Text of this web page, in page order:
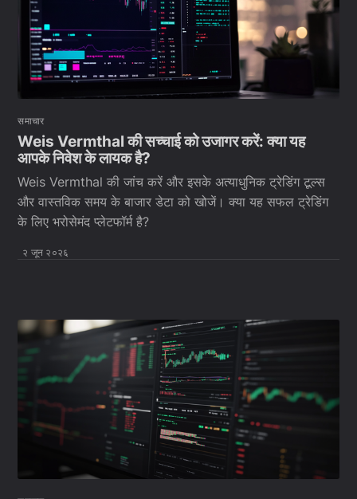
समाचार
Weis Vermthal की सच्चाई को उजागर करें: क्या यह
आपके निवेश के लायक है?
Weis Vermthal की जांच करें और इसके अत्याधुनिक ट्रेडिंग टूल्स
और वास्तविक समय के बाजार डेटा को खोजें। क्या यह सफल ट्रेडिंग
के लिए भरोसेमंद प्लेटफॉर्म है?
२ जून २०२६